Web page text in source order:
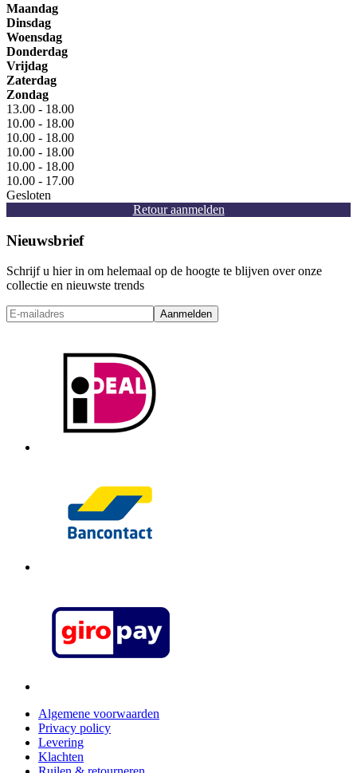
Maandag
Dinsdag
Woensdag
Donderdag
Vrijdag
Zaterdag
Zondag
13.00 - 18.00
10.00 - 18.00
10.00 - 18.00
10.00 - 18.00
10.00 - 18.00
10.00 - 17.00
Gesloten
Retour aanmelden
Nieuwsbrief
Schrijf u hier in om helemaal op de hoogte te blijven over onze
collectie en nieuwste trends
Aanmelden
Algemene voorwaarden
Privacy policy
Levering
Klachten